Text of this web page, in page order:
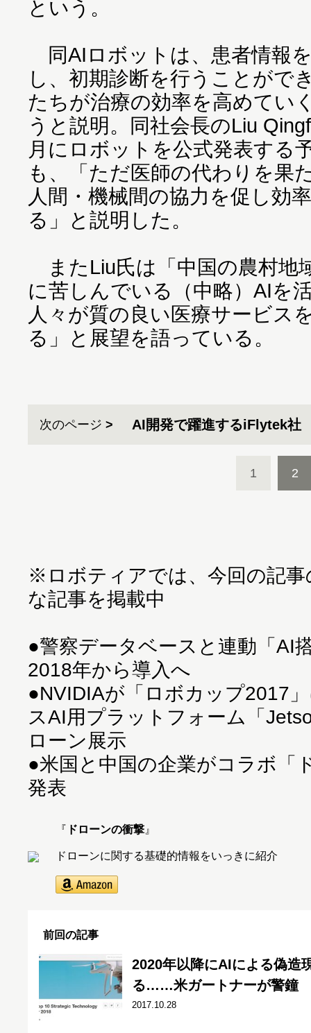
という。
同AIロボットは、患者情報
し、初期診断を行うことがで
たちが治療の効率を高めてい
うと説明。同社会長のLiu
月にロボットを公式発表する
も、「ただ医師の代わりを果
人間・機械間の協力を促し効
る」と説明した。
またLiu氏は「中国の農村地
に苦しんでいる（中略）AIを
人々が質の良い医療サービス
る」と展望を語っている。
次のページ AI開発で躍進するiFlytek社
1 2
※ロボティアでは、今回の記
な記事を掲載中
●警察データベースと連動「AI
2018年から導入へ
●NVIDIAが「ロボカップ2017
スAI用プラットフォーム「
ローン展示
●米国と中国の企業がコラボ「
発表
『 ドローンの衝撃 』
ドローンに関する基礎的情報をいっきに紹介
前回の記事
2020年以降にAIによる偽造
る……米ガートナーが警鐘
2017.10.28